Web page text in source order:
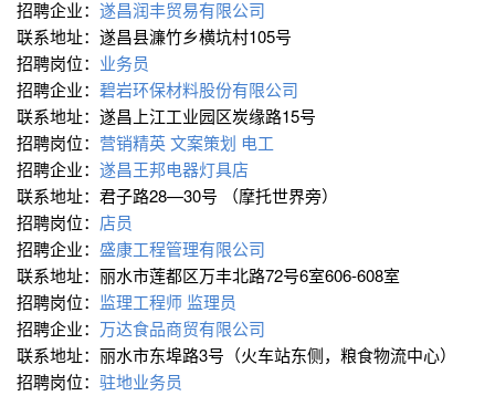
招聘企业： 遂昌润丰贸易有限公司
联系地址：遂昌县濂竹乡横坑村105号
招聘岗位： 业务员
招聘企业： 碧岩环保材料股份有限公司
联系地址：遂昌上江工业园区炭缘路15号
招聘岗位： 营销精英文案策划 电工
招聘企业： 遂昌王邦电器灯具店
联系地址：君子路28—30号 （摩托世界旁）
招聘岗位： 店员
招聘企业： 盛康工程管理有限公司
联系地址：丽水市莲都区万丰北路72号6室606-608室
招聘岗位： 监理工程师 监理员
招聘企业： 万达食品商贸有限公司
联系地址：丽水市东埠路3号（火车站东侧，粮食物流中心）
招聘岗位： 驻地业务员